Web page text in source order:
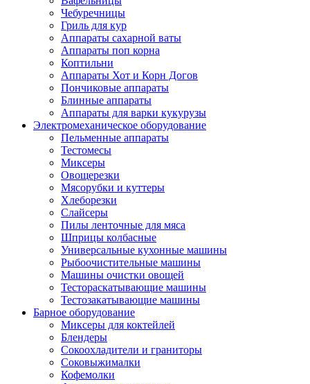
Чебуречницы
Гриль для кур
Аппараты сахарной ваты
Аппараты поп корна
Коптильни
Аппараты Хот и Корн Догов
Пончиковые аппараты
Блинные аппараты
Аппараты для варки кукурузы
Электромеханическое оборудование
Пельменные аппараты
Тестомесы
Миксеры
Овощерезки
Мясорубки и куттеры
Хлеборезки
Слайсеры
Пилы ленточные для мяса
Шприцы колбасные
Универсальные кухонные машины
Рыбоочистительные машины
Машины очистки овощей
Тестораскатывающие машины
Тестозакатывающие машины
Барное оборудование
Миксеры для коктейлей
Блендеры
Сокоохладители и граниторы
Соковыжималки
Кофемолки